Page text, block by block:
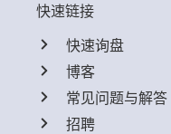
快速链接
快速询盘
博客
常见问题与解答
招聘